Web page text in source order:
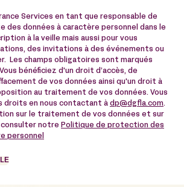
Services en tant que responsable de
des données à caractère personnel dans le
à la veille mais aussi pour vous
des invitations à des événements ou
Les champs obligatoires sont marqués
bénéficiez d'un droit d’accès, de
de vos données ainsi qu'un droit à
au traitement de vos données. Vous
droits en nous contactant à dp@dgfla.com.
sur le traitement de vos données et sur
notre Politique de protection des
personnel